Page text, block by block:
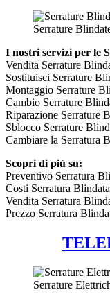
Serrature
I nostri servizi per le
Vendita Serrature
Sostituisci Serrature
Montaggio Serrature
Cambio Serrature
Riparazione Serrature
Sblocco Serrature
Cambiare la Serratura
Scopri di più su:
Preventivo Serratura
Costi Serratura
Vendita Serratura
Prezzo Serratura
Serrature